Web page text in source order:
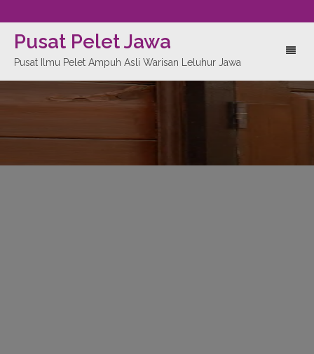
Pusat Pelet Jawa
Pusat Ilmu Pelet Ampuh Asli Warisan Leluhur Jawa